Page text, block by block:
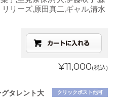
リーズ,原田真二,ギャル,清水
¥11,000(税込)
クリックポスト他可
タレント大